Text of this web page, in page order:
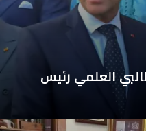
العلمي رئيس